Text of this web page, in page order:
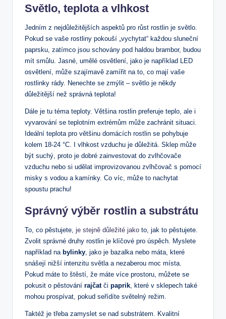
Světlo,​ teplota a vlhkost
Jedním​ z nejdůležitějších aspektů pro ​růst rostlin je světlo.
Pokud se vaše ⁣rostliny pokouší „vychytat“ každou sluneční
paprsku, zatímco jsou schovány pod haldou brambor, budou
⁤mít smůlu. Jasné, umělé⁤ osvětlení, ​jako je například LED
osvětlení,⁤ může szajímavě zamířit na to, co mají vaše
rostlinky rády. Nenechte se zmýlit – světlo je někdy
‌důležitější než správná teplota!
Dále je tu téma teploty. Většina rostlin preferuje ⁣teplo, ale i⁢
vyvarování ​se teplotním extrémům může ⁢zachránit⁢ situaci.
Ideální ‍teplota pro většinu domácích rostlin se pohybuje
kolem 18-24 °C. I vlhkost vzduchu je důležitá. Sklep může
být suchý, proto‍ je dobré zainvestovat do zvlhčovače
vzduchu nebo si udělat improvizovanou zvlhčovač ⁢s⁢ pomocí
misky s vodou a kamínky.‍ Co víc, může to nachytat
spoustu ⁤prachu!
Správný výběr rostlin a substrátu
To,⁤ co pěstujete, je stejně důležité jako to, jak to pěstujete.
Zvolit správné‌ druhy rostlin je klíčové pro úspěch. Myslete
například na bylinky , jako je bazalka​ nebo máta, které
snášejí nižší intenzitu​ světla a nezaberou moc místa.
Pokud máte to štěstí, že máte více prostoru, můžete se
pokusit o⁤ pěstování rajčatči paprik , které ⁢v sklepech také
mohou prospívat, pokud seřídíte světelný režim.
Taktéž je třeba zamyslet se⁣ nad​ substrátem. Kvalitní